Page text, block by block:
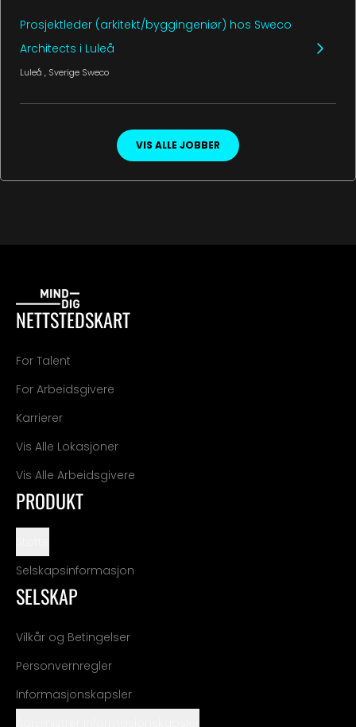
Prosjektleder (arkitekt/byggingeniør) hos Sweco
Architects i Luleå
Luleå , Sverige Sweco
VIS ALLE JOBBER
NETTSTEDSKART
For Talent
For Arbeidsgivere
Karrierer
Vis Alle Lokasjoner
Vis Alle Arbeidsgivere
PRODUKT
Selskapsinformasjon
SELSKAP
Vilkår og Betingelser
Personvernregler
Informasjonskapsler